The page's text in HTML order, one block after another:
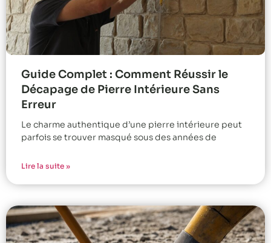
Guide Complet : Comment Réussir le
Décapage de Pierre Intérieure Sans
Erreur
Le charme authentique d’une pierre intérieure peut
parfois se trouver masqué sous des années de
Lire la suite »